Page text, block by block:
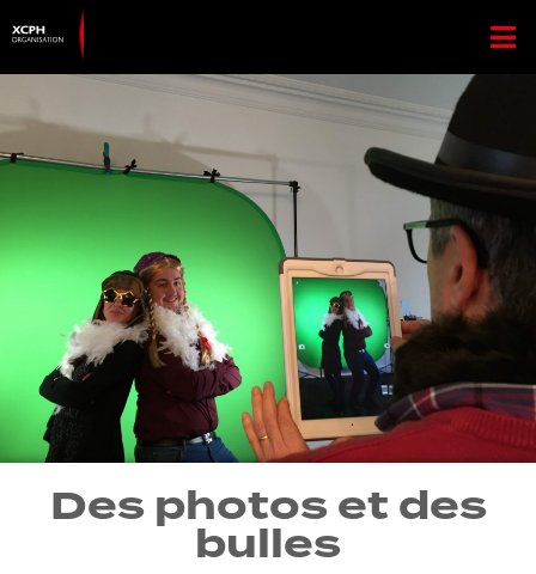
Des photos et des
bulles